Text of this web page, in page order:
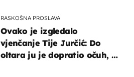
RASKOŠNA PROSLAVA
Ovako je izgledalo
vjenčanje Tije Jurčić: Do
oltara ju je dopratio očuh, a